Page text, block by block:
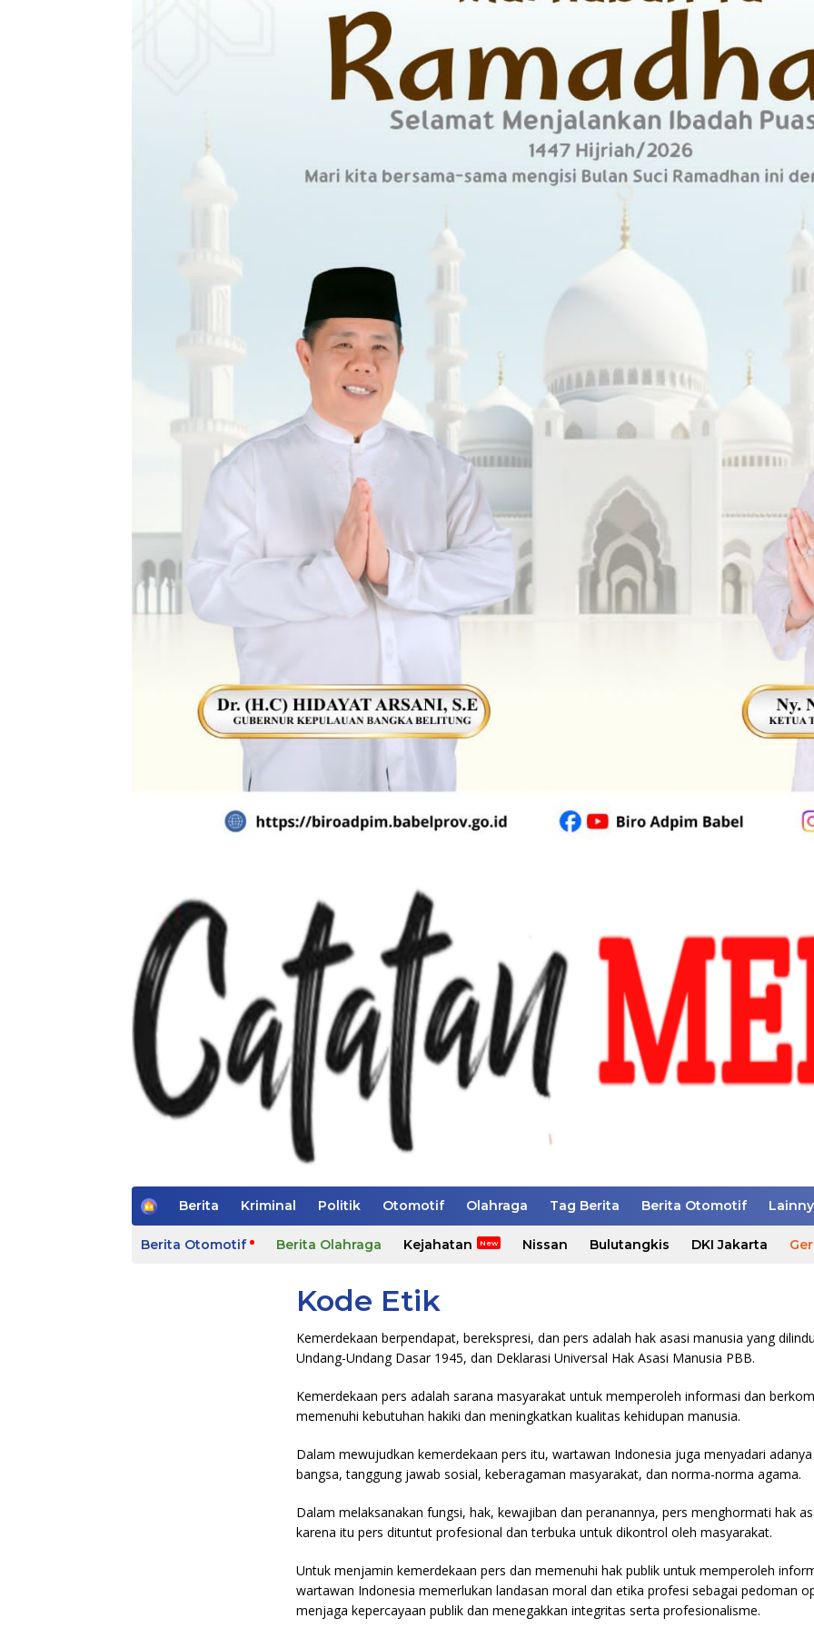
H
m
e
Berita Kriminal Politik Otomotif Olahraga Tag Berita Berita Otomotif
Berita Otomotif Berita Olahraga Kejahatan Nissan Bulutangkis DKI Jakarta
Kode Etik
Kemerdekaan berpendapat, berekspresi, dan pers adalah hak asasi manusia yang
Undang-Undang Dasar 1945, dan Deklarasi Universal Hak Asasi Manusia PBB.
Kemerdekaan pers adalah sarana masyarakat untuk memperoleh informasi dan
memenuhi kebutuhan hakiki dan meningkatkan kualitas kehidupan manusia.
Dalam mewujudkan kemerdekaan pers itu, wartawan Indonesia juga menyadari
bangsa, tanggung jawab sosial, keberagaman masyarakat, dan norma-norma agama.
Dalam melaksanakan fungsi, hak, kewajiban dan peranannya, pers menghormati hak
karena itu pers dituntut profesional dan terbuka untuk dikontrol oleh masyarakat.
Untuk menjamin kemerdekaan pers dan memenuhi hak publik untuk memperoleh
wartawan Indonesia memerlukan landasan moral dan etika profesi sebagai pedoman
menjaga kepercayaan publik dan menegakkan integritas serta profesionalisme.